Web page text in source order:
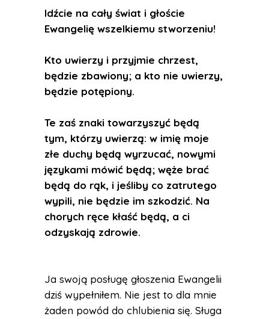
Idźcie na cały świat i głoście
Ewangelię wszelkiemu stworzeniu!
Kto uwierzy i przyjmie chrzest,
będzie zbawiony; a kto nie uwierzy,
będzie potępiony.
Te zaś znaki towarzyszyć będą
tym, którzy uwierzą: w imię moje
złe duchy będą wyrzucać, nowymi
językami mówić będą; węże brać
będą do rąk, i jeśliby co zatrutego
wypili, nie będzie im szkodzić. Na
chorych ręce kłaść będą, a ci
odzyskają zdrowie.
Ja swoją posługę głoszenia Ewangelii
dziś wypełniłem. Nie jest to dla mnie
żaden powód do chlubienia się. Sługa